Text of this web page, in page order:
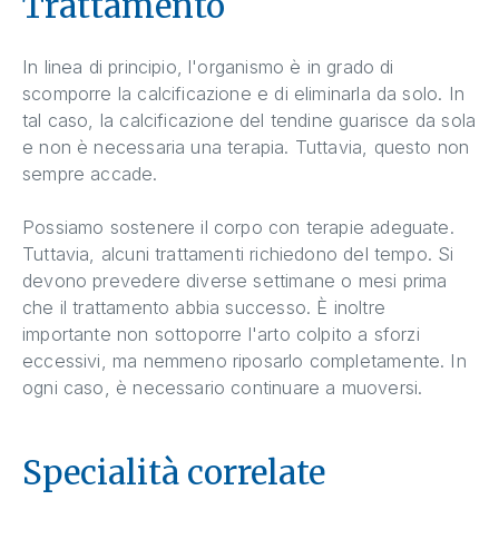
In linea di principio, l'organismo è in grado di
scomporre la calcificazione e di eliminarla da solo. In
tal caso, la calcificazione del tendine guarisce da sola
e non è necessaria una terapia. Tuttavia, questo non
sempre accade.
Possiamo sostenere il corpo con terapie adeguate.
Tuttavia, alcuni trattamenti richiedono del tempo. Si
devono prevedere diverse settimane o mesi prima
che il trattamento abbia successo. È inoltre
importante non sottoporre l'arto colpito a sforzi
eccessivi, ma nemmeno riposarlo completamente. In
ogni caso, è necessario continuare a muoversi.
Specialità correlate